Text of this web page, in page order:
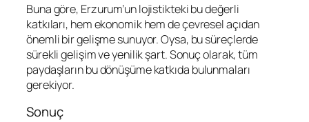
Buna göre, Erzurum’un lojistikteki bu değerli
katkıları, hem ekonomik hem de çevresel açıdan
önemli bir gelişme sunuyor. Oysa, bu süreçlerde
sürekli gelişim ve yenilik şart. Sonuç olarak, tüm
paydaşların bu dönüşüme katkıda bulunmaları
gerekiyor.
Sonuç